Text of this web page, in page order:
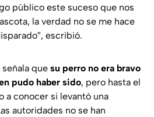
público este suceso que nos
la verdad no se me hace
escribió.
que su perro no era bravo
pudo haber sido, pero hasta el
a conocer si levantó una
autoridades no se han